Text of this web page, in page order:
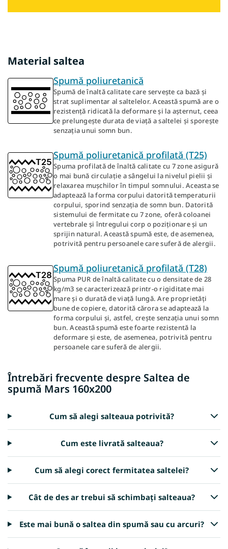
Material saltea
Spumă poliuretanică
Spumă de înaltă calitate care servește ca bază și
strat suplimentar al saltelelor. Această spumă are o
rezistență ridicată la deformare și la așternut, ceea
ce prelungește durata de viață a saltelei și sporește
senzația unui somn bun.
Spumă poliuretanică profilată (T25)
Spuma profilată de înaltă calitate cu 7 zone asigură
o mai bună circulație a sângelui la nivelul pielii și
relaxarea mușchilor în timpul somnului. Aceasta se
adaptează la forma corpului datorită temperaturii
corpului, sporind senzația de somn bun. Datorită
sistemului de fermitate cu 7 zone, oferă coloanei
vertebrale și întregului corp o poziționare și un
sprijin natural. Această spumă este, de asemenea,
potrivită pentru persoanele care suferă de alergii.
Spumă poliuretanică profilată (T28)
Spuma PUR de înaltă calitate cu o densitate de 28
kg/m3 se caracterizează printr-o rigiditate mai
mare și o durată de viață lungă. Are proprietăți
bune de copiere, datorită cărora se adaptează la
forma corpului și, astfel, crește senzația unui somn
bun. Această spumă este foarte rezistentă la
deformare și este, de asemenea, potrivită pentru
persoanele care suferă de alergii.
Întrebări frecvente despre Saltea de
spumă Mars 160x200
Cum să alegi salteaua potrivită?
Cum este livrată salteaua?
Cum să alegi corect fermitatea saltelei?
Cât de des ar trebui să schimbați salteaua?
Este mai bună o saltea din spumă sau cu arcuri?